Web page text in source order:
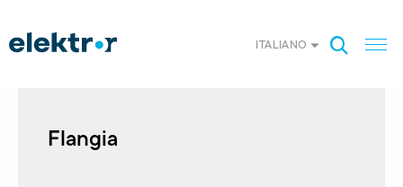
ITALIANO
Flangia